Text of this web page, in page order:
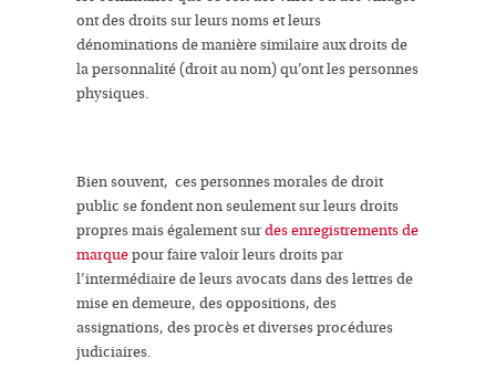
ont des droits sur leurs noms et leurs
dénominations de manière similaire aux droits de
la personnalité (droit au nom) qu’ont les personnes
physiques.
Bien souvent, ces personnes morales de droit
public se fondent non seulement sur leurs droits
propres mais également surdes enregistrements de
marquepour faire valoir leurs droits par
l’intermédiaire de leurs avocats dans des lettres de
mise en demeure, des oppositions, des
assignations, des procès et diverses procédures
judiciaires.